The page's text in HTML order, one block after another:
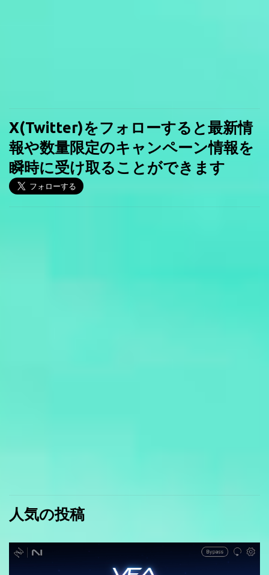
X(Twitter)をフォローすると最新情
報や数量限定のキャンペーン情報を
瞬時に受け取ることができます
人気の投稿